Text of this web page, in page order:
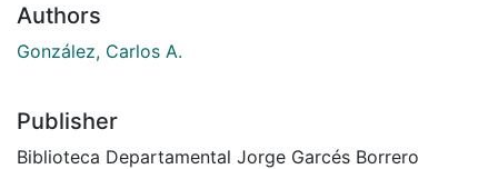
Authors
González, Carlos A.
Publisher
Biblioteca Departamental Jorge Garcés Borrero